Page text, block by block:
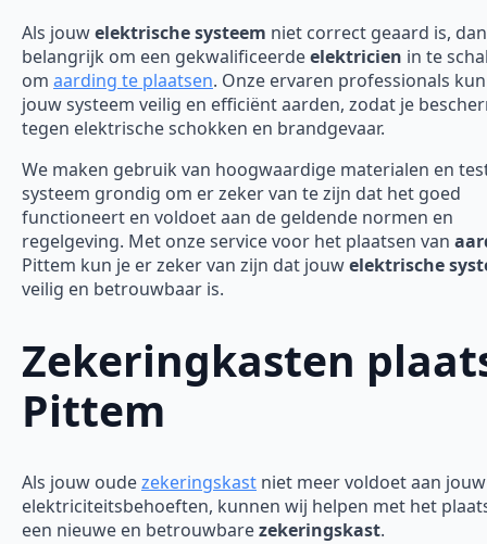
Als jouwelektrische systeem niet correct geaard is,
belangrijk om een gekwalificeerdeelektricien in te
om aarding te plaatsen. Onze ervaren professionals
jouw systeem veilig en efficiënt aarden, zodat je
tegen elektrische schokken en brandgevaar.
We maken gebruik van hoogwaardige materialen en
systeem grondig om er zeker van te zijn dat het goed
functioneert en voldoet aan de geldende normen en
regelgeving. Met onze service voor het plaatsen van
Pittem kun je er zeker van zijn dat jouwelektrische
veilig en betrouwbaar is.
Zekeringkasten
Pittem
Als jouw oudezekeringskast niet meer voldoet aan jouw
elektriciteitsbehoeften, kunnen wij helpen met het
een nieuwe en betrouwbarezekeringskast.